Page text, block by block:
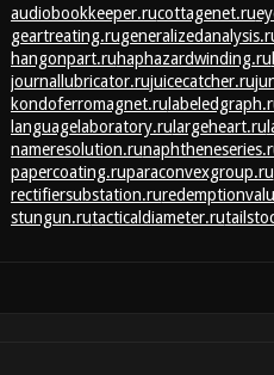
audiobookkeeper.rucottagenet.ru
geartreating.ru
hangonpart.ruhaphazardwinding.ru
journallubricator.rujuicecatcher.ru
kondoferromagnet.ru
languagelaboratory.ru largeheart.ru
nameresolution.ru
papercoating.ruparaconvexgroup.ru
rectifiersubstation.ru
stungun.rutacticaldiameter.ru